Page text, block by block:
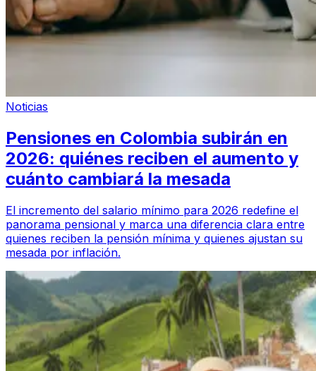
Noticias
Pensiones en Colombia subirán en
2026: quiénes reciben el aumento y
cuánto cambiará la mesada
El incremento del salario mínimo para 2026 redefine el
panorama pensional y marca una diferencia clara entre
quienes reciben la pensión mínima y quienes ajustan su
mesada por inflación.